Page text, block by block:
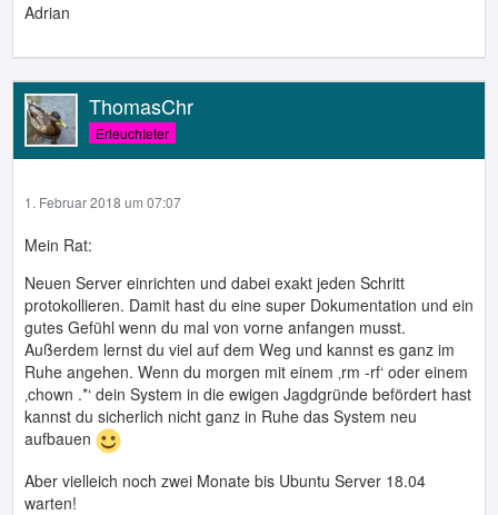
Adrian
ThomasChr
Erleuchteter
1. Februar 2018 um 07:07
Mein Rat:
Neuen Server einrichten und dabei exakt jeden Schritt
protokollieren. Damit hast du eine super Dokumentation und ein
gutes Gefühl wenn du mal von vorne anfangen musst.
Außerdem lernst du viel auf dem Weg und kannst es ganz im
Ruhe angehen. Wenn du morgen mit einem ‚rm -rf‘ oder einem
‚chown .*‘ dein System in die ewigen Jagdgründe befördert hast
kannst du sicherlich nicht ganz in Ruhe das System neu
aufbauen
Aber vielleich noch zwei Monate bis Ubuntu Server 18.04
warten!